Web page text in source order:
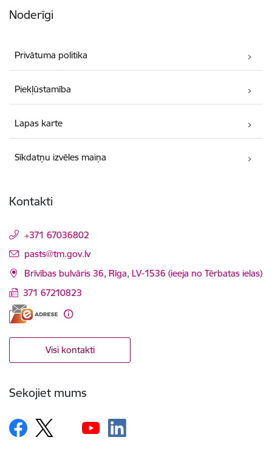
Noderīgi
Privātuma politika
Piekļūstamība
Lapas karte
Sīkdatņu izvēles maiņa
Kontakti
+371 67036802
E-pasts:
pasts@tm.gov.lv
Brīvības bulvāris 36, Rīga, LV-1536 (ieeja no Tērbatas ielas)
371 67210823
Visi kontakti
Sekojiet mums